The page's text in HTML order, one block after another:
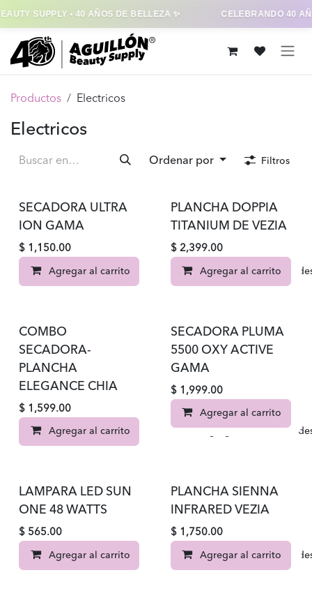
Ir al contenido
Productos Electricos
Electricos
Ordenar por Filtros
SECADORA ULTRA
ION GAMA
$ 1,150.00
Agregar al carrito Agregar a la lista de
PLANCHA DOPPIA
TITANIUM DE VEZIA
$ 2,399.00
Agregar al carrito
COMBO
SECADORA-
PLANCHA
ELEGANCE CHIA
$ 1,599.00
Agregar al carrito Agregar a la lista de
SECADORA PLUMA
5500 OXY ACTIVE
GAMA
$ 1,999.00
Agregar al carrito
LAMPARA LED SUN
ONE 48 WATTS
$ 565.00
Agregar al carrito Agregar a la lista de
PLANCHA SIENNA
INFRARED VEZIA
$ 1,750.00
Agregar al carrito
SUPPLY • 40 AÑOS DE BELLEZA ✨ CELEBRANDO 40